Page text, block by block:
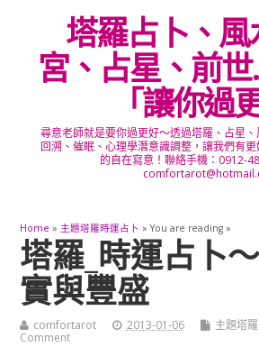
塔羅占卜、
宮、占星、前
「讓你過
尋意老師就是要你過更好～透過塔羅、占星
回溯、催眠、心理學潛意識調整，讓我們有
的自在寫意！聯絡手機：0912-
Home » 主題塔羅時運占卜 » You are reading »
塔羅_時運占卜
實與豐盛
comfortarot 2013-01-06 主題塔
Comment